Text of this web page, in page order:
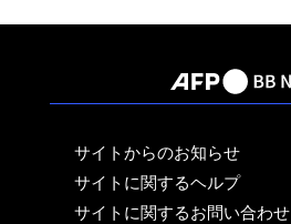
サイトからのお知らせ
サイトに関するヘルプ
サイトに関するお問い合わせ